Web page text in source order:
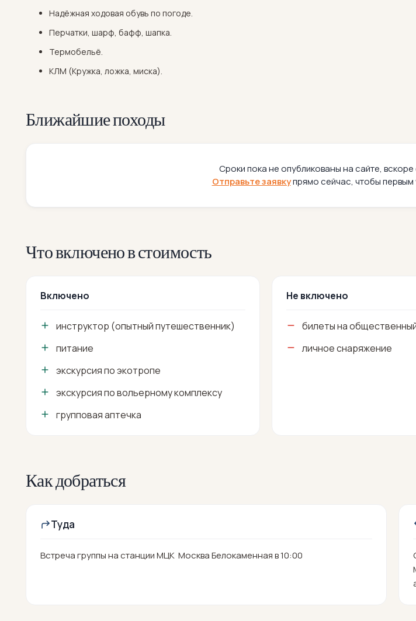
Надёжная ходовая обувь по погоде.
Перчатки, шарф, бафф, шапка.
Термобельё.
КЛМ (Кружка, ложка, миска).
Ближайшие походы
Сроки пока не опубликованы на сайте, вскоре
Отправьте заявкупрямо сейчас, чтобы первым
Что включено в стоимость
Включено
инструктор (опытный путешественник)
питание
экскурсия по экотропе
экскурсия по вольерному комплексу
групповая аптечка
Не включено
билеты на
личное снаряжение
Как добраться
Туда
Встреча группы на станции МЦК Москва Белокаменная в 10:00